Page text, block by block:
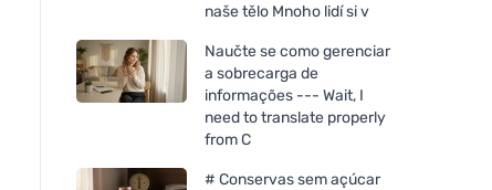
naše tělo Mnoho lidí si v
Naučte se como gerenciar
a sobrecarga de
informações --- Wait, I
need to translate properly
from C
# Conservas sem açúcar